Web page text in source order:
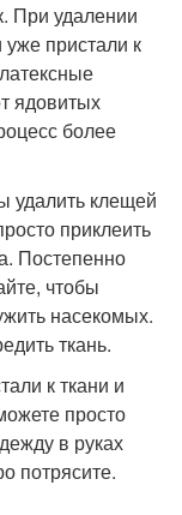
При удалении
пристали к
ядовитых
более
удалить клещей
приклеить
Постепенно
чтобы
насекомых.
ткань.
к ткани и
просто
в руках
потрясите.